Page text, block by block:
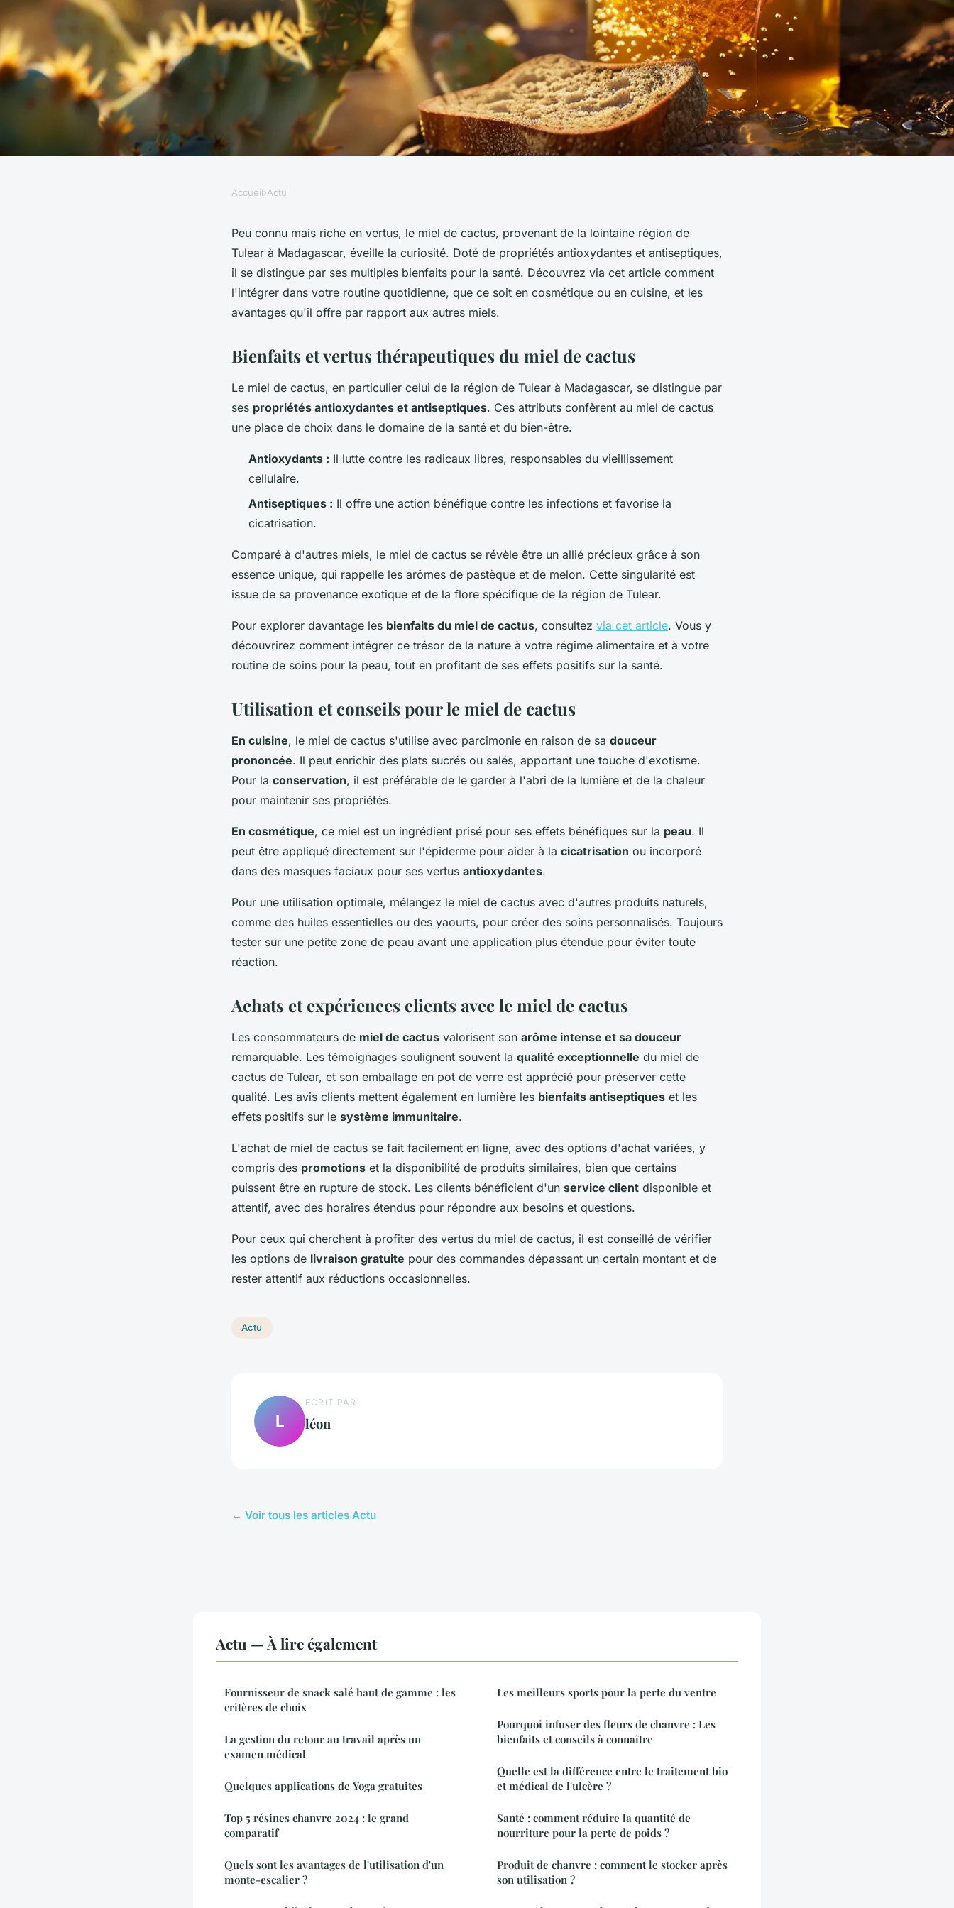
Miel de cactus : quels sont les
principaux bienfaits du produit ?
Accueil›Actu
Peu connu mais riche en vertus, le miel de cactus, provenant de la lointaine région de
Tulear à Madagascar, éveille la curiosité. Doté de propriétés antioxydantes et antiseptiques,
il se distingue par ses multiples bienfaits pour la santé. Découvrez via cet article comment
l'intégrer dans votre routine quotidienne, que ce soit en cosmétique ou en cuisine, et les
avantages qu'il offre par rapport aux autres miels.
Bienfaits et vertus thérapeutiques du miel de cactus
Le miel de cactus, en particulier celui de la région de Tulear à Madagascar, se distingue par
ses propriétés antioxydantes et antiseptiques. Ces attributs confèrent au miel de cactus
une place de choix dans le domaine de la santé et du bien-être.
Antioxydants : Il lutte contre les radicaux libres, responsables du vieillissement
cellulaire.
Antiseptiques : Il offre une action bénéfique contre les infections et favorise la
cicatrisation.
Comparé à d'autres miels, le miel de cactus se révèle être un allié précieux grâce à son
essence unique, qui rappelle les arômes de pastèque et de melon. Cette singularité est
issue de sa provenance exotique et de la flore spécifique de la région de Tulear.
Pour explorer davantage les bienfaits du miel de cactus, consultez via cet article. Vous y
découvrirez comment intégrer ce trésor de la nature à votre régime alimentaire et à votre
routine de soins pour la peau, tout en profitant de ses effets positifs sur la santé.
Utilisation et conseils pour le miel de cactus
En cuisine, le miel de cactus s'utilise avec parcimonie en raison de sa douceur
prononcée. Il peut enrichir des plats sucrés ou salés, apportant une touche d'exotisme.
Pour la conservation, il est préférable de le garder à l'abri de la lumière et de la chaleur
pour maintenir ses propriétés.
En cosmétique, ce miel est un ingrédient prisé pour ses effets bénéfiques sur la peau. Il
peut être appliqué directement sur l'épiderme pour aider à la cicatrisation ou incorporé
dans des masques faciaux pour ses vertus antioxydantes.
Pour une utilisation optimale, mélangez le miel de cactus avec d'autres produits naturels,
comme des huiles essentielles ou des yaourts, pour créer des soins personnalisés. Toujours
tester sur une petite zone de peau avant une application plus étendue pour éviter toute
réaction.
Achats et expériences clients avec le miel de cactus
Les consommateurs de miel de cactus valorisent son arôme intense et sa douceur
remarquable. Les témoignages soulignent souvent la qualité exceptionnelle du miel de
cactus de Tulear, et son emballage en pot de verre est apprécié pour préserver cette
qualité. Les avis clients mettent également en lumière les bienfaits antiseptiques et les
effets positifs sur le système immunitaire.
L'achat de miel de cactus se fait facilement en ligne, avec des options d'achat variées, y
compris des promotions et la disponibilité de produits similaires, bien que certains
puissent être en rupture de stock. Les clients bénéficient d'un service client disponible et
attentif, avec des horaires étendus pour répondre aux besoins et questions.
Pour ceux qui cherchent à profiter des vertus du miel de cactus, il est conseillé de vérifier
les options de livraison gratuite pour des commandes dépassant un certain montant et de
rester attentif aux réductions occasionnelles.
Actu
L
ECRIT PAR
léon
← Voir tous les articles Actu
Actu — À lire également
Fournisseur de snack salé haut de gamme : les
critères de choix
La gestion du retour au travail après un
examen médical
Quelques applications de Yoga gratuites
Top 5 résines chanvre 2024 : le grand
comparatif
Quels sont les avantages de l'utilisation d'un
monte-escalier ?
Les meilleurs sports pour la perte du ventre
Pourquoi infuser des fleurs de chanvre : Les
bienfaits et conseils à connaître
Quelle est la différence entre le traitement bio
et médical de l'ulcère ?
Santé : comment réduire la quantité de
nourriture pour la perte de poids ?
Produit de chanvre : comment le stocker après
son utilisation ?